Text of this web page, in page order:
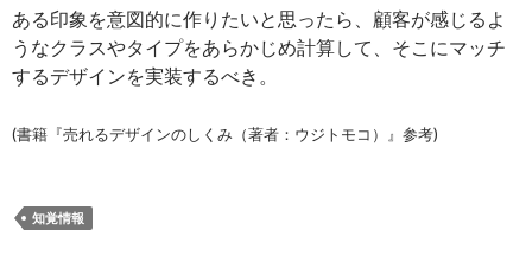
ある印象を意図的に作りたいと思ったら、顧客が感じるよ
うなクラスやタイプをあらかじめ計算して、そこにマッチ
するデザインを実装するべき。
(書籍『売れるデザインのしくみ（著者：ウジトモコ）』参考)
知覚情報